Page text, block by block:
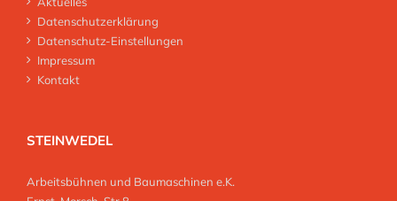
Datenschutzerklärung
Datenschutz-Einstellungen
Impressum
Kontakt
STEINWEDEL
Arbeitsbühnen und Baumaschinen e.K.